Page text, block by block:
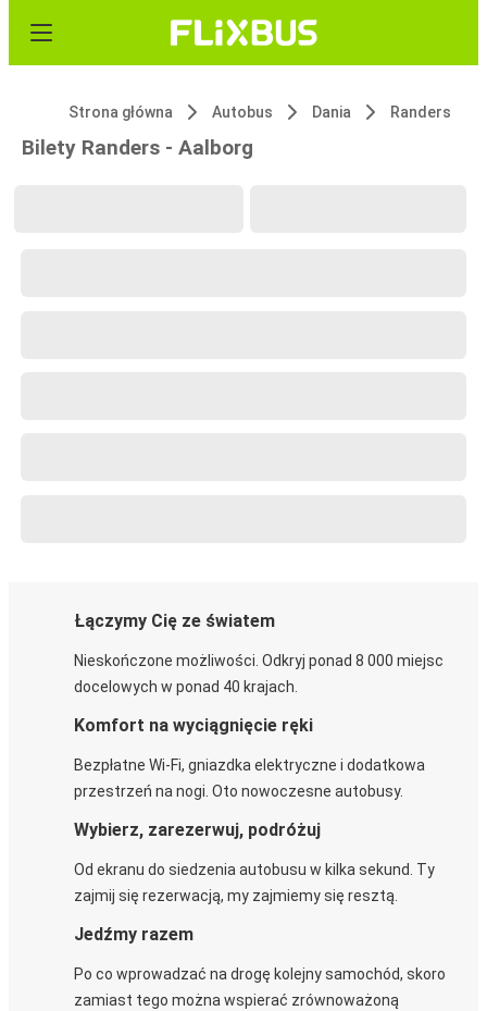
Strona główna Autobus Dania Randers
Bilety Randers - Aalborg
Łączymy Cię ze światem
Nieskończone możliwości. Odkryj ponad 8 000 miejsc
docelowych w ponad 40 krajach.
Komfort na wyciągnięcie ręki
Bezpłatne Wi-Fi, gniazdka elektryczne i dodatkowa
przestrzeń na nogi. Oto nowoczesne autobusy.
Wybierz, zarezerwuj, podróżuj
Od ekranu do siedzenia autobusu w kilka sekund. Ty
zajmij się rezerwacją, my zajmiemy się resztą.
Jedźmy razem
Po co wprowadzać na drogę kolejny samochód, skoro
zamiast tego można wspierać zrównoważoną